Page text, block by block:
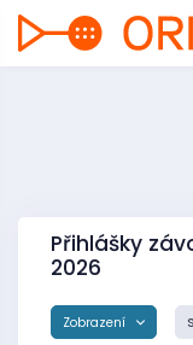
Přihlášky
2026
Zobrazení